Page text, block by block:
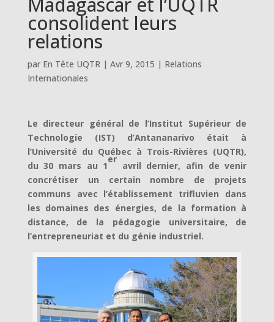
consolident leurs
relations
par En Tête UQTR| Avr 9, 2015 | Relations
Internationales
Le directeur général de l’Institut Supérieur de
Technologie (IST) d’Antananarivo était à
l’Université du Québec à Trois-Rivières (UQTR),
du 30 mars au 1
er
avril dernier, afin de venir
concrétiser un certain nombre de projets
communs avec l’établissement trifluvien dans
les domaines des énergies, de la formation à
distance, de la pédagogie universitaire, de
l’entrepreneuriat et du génie industriel.